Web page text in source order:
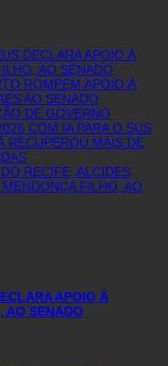
DECLARA APOIO À
AO SENADO
ROMPEM APOIO À
AO SENADO
DE GOVERNO
COM IA PARA O SUS
RECUPEROU MAIS DE
RECIFE, ALCIDES
FILHO, AO
APOIO À
AO SENADO